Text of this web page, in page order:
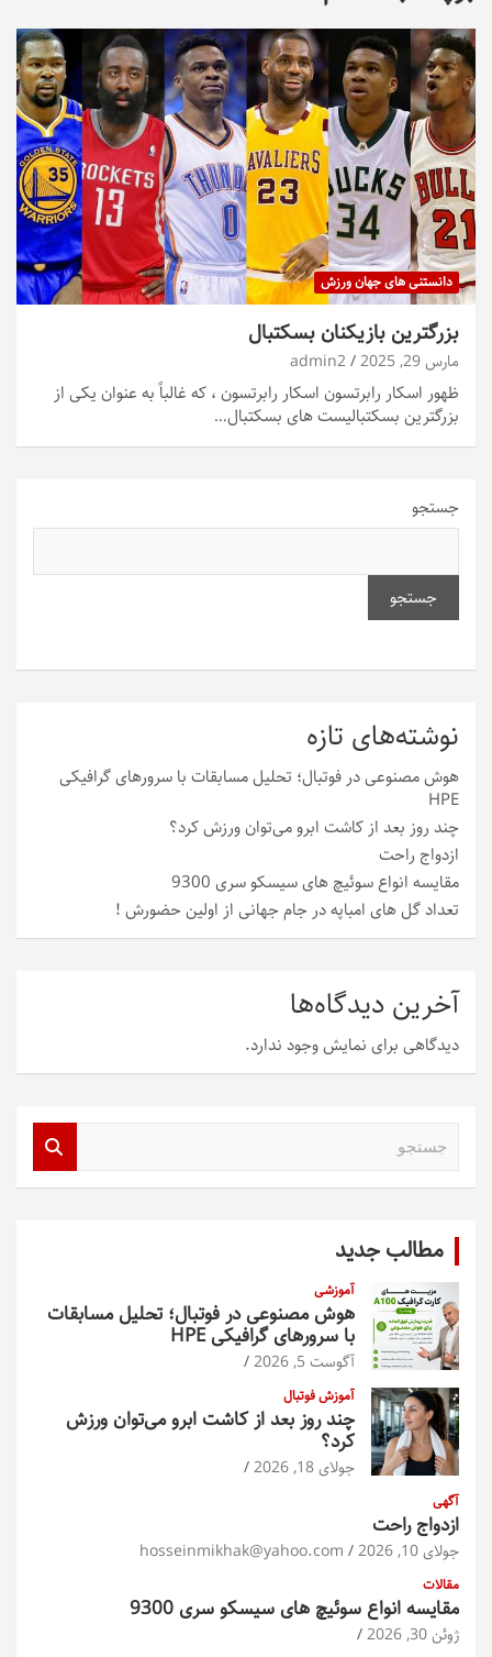
دانستنی های جهان ورزش
بزرگترین بازیکنان بسکتبال
مارس 29, 2025 admin2
ظهور اسکار رابرتسون اسکار رابرتسون ، که غالباً به عنوان یکی از
بزرگترین بسکتبالیست های بسکتبال…
جستجو
جستجو
نوشته‌های تازه
هوش مصنوعی در فوتبال؛ تحلیل مسابقات با سرورهای گرافیکی
HPE
چند روز بعد از کاشت ابرو می‌توان ورزش کرد؟
ازدواج راحت
مقایسه انواع سوئیچ های سیسکو سری 9300
تعداد گل های امباپه در جام جهانی از اولین حضورش !
آخرین دیدگاه‌ها
دیدگاهی برای نمایش وجود ندارد.
مطالب جدید
آموزشی
هوش مصنوعی در فوتبال؛ تحلیل مسابقات
با سرورهای گرافیکی HPE
آگوست 5, 2026
آموزش فوتبال
چند روز بعد از کاشت ابرو می‌توان ورزش
کرد؟
جولای 18, 2026
آگهی
ازدواج راحت
جولای 10, 2026 hosseinmikhak@yahoo.com
مقالات
مقایسه انواع سوئیچ های سیسکو سری 9300
ژوئن 30, 2026